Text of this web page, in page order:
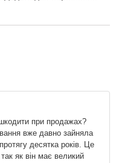
при продажах?
вже давно зайняла
десятка років. Це
як він має великий